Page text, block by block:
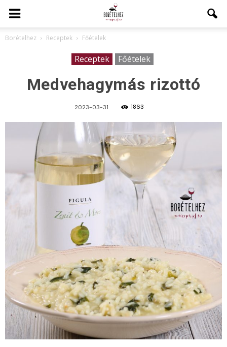
Borételhez Receptek Főételek
Receptek Főételek
Medvehagymás rizottó
2023-03-31 1863